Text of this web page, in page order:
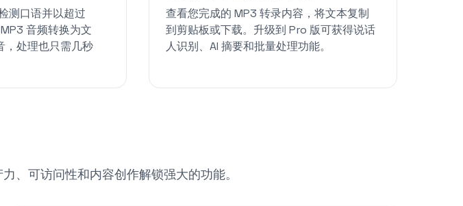
测口语并以超过
音频转换为文
，处理也只需几秒
查看您完成的 MP3 转录内容，将文本复制
到剪贴板或下载。升级到 Pro 版可获得说话
人识别、AI 摘要和批量处理功能。
、可访问性和内容创作解锁强大的功能。